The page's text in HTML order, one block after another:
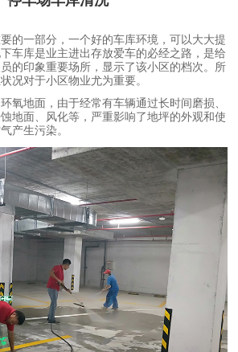
的一部分，一个好的车库环境，可以大大提
车库是业主进出存放爱车的必经之路，是给
的印象重要场所，显示了该小区的档次。所
况对于小区物业尤为重要。
氧地面，由于经常有车辆通过长时间磨损、
地面、风化等，严重影响了地坪的外观和使
产生污染。